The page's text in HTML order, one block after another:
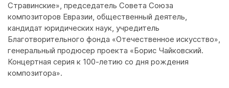
Стравинские», председатель Совета Союза
композиторов Евразии, общественный деятель,
кандидат юридических наук, учредитель
Благотворительного фонда «Отечественное искусство»,
генеральный продюсер проекта «Борис Чайковский.
Концертная серия к 100-летию со дня рождения
композитора».